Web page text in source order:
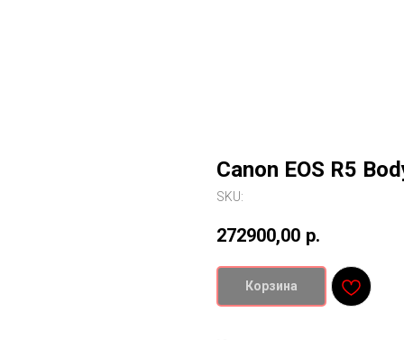
Canon EOS R5
SKU:
272900,00 р.
Корзина